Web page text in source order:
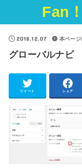
Fan
2018.12.07 本ペー
グローバルナビ
ツイート シェア